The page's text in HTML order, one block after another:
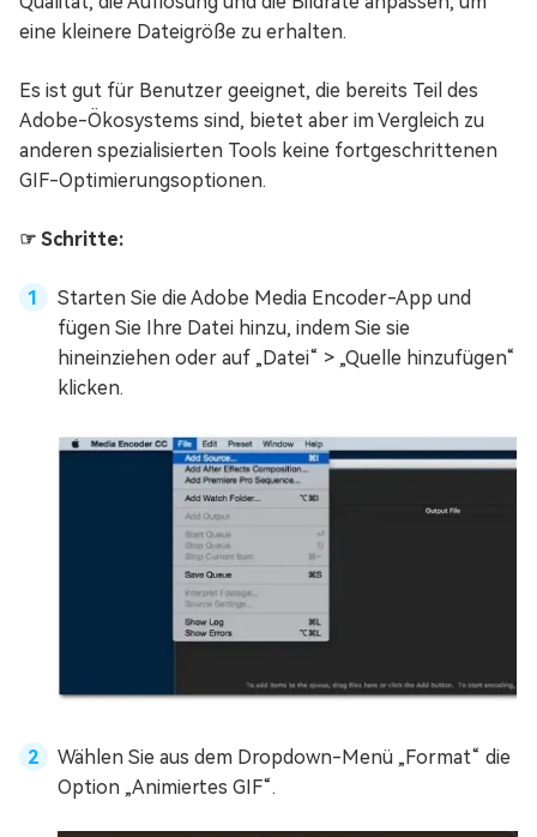
eine kleinere Dateigröße zu erhalten.
Es ist gut für Benutzer geeignet, die bereits Teil des
Adobe-Ökosystems sind, bietet aber im Vergleich zu
anderen spezialisierten Tools keine fortgeschrittenen
GIF-Optimierungsoptionen.
☞ Schritte:
Starten Sie die Adobe Media Encoder-App und
fügen Sie Ihre Datei hinzu, indem Sie sie
hineinziehen oder auf „Datei“ > „Quelle hinzufügen“
klicken.
Wählen Sie aus dem Dropdown-Menü „Format“ die
Option „Animiertes GIF“.